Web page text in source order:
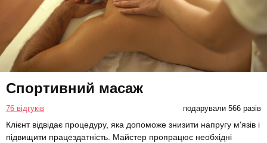
Спортивний масаж
76 відгуків подарували 566 разів
Клієнт відвідає процедуру, яка допоможе знизити напругу м'язів і
підвищити працездатність. Майстер пропрацює необхідні